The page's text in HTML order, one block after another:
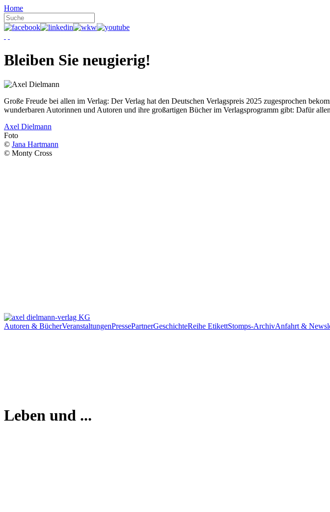
Home
Bleiben Sie neugierig!
Große Freude bei allen im Verlag: Der Verlag hat den Deutschen Verlagspreis 2025 zugesprochen
wunderbaren Autorinnen und Autoren und ihre großartigen Bücher im Verlagsprogramm gibt: Dafür
Axel Dielmann
Foto
© Jana Hartmann
© Monty Cross
Autoren & BücherVeranstaltungenPressePartnerGeschichteReihe EtikettStomps-ArchivAnfahrt &
Leben und ...